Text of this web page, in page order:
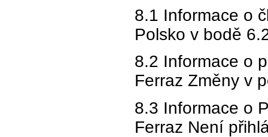
8.1 Informace o
Polsko v bodě
8.2 Informace o
Ferraz Změny v
8.3 Informace o
Ferraz Není